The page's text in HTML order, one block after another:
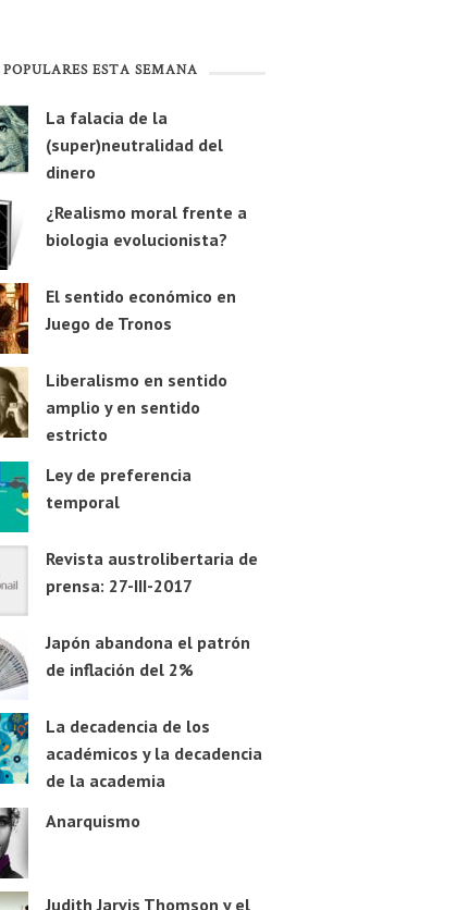
POPULARES ESTA SEMANA
La falacia de la
(super)neutralidad del
dinero
¿Realismo moral frente a
biologia evolucionista?
El sentido económico en
Juego de Tronos
Liberalismo en sentido
amplio y en sentido
estricto
Ley de preferencia
temporal
Revista austrolibertaria de
prensa: 27-III-2017
Japón abandona el patrón
de inflación del 2%
La decadencia de los
académicos y la decadencia
de la academia
Anarquismo
Judith Jarvis Thomson y el